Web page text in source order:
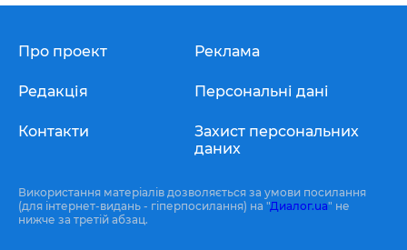
Про проект
Редакція
Контакти
Реклама
Персональні дані
Захист персональних
даних
Використання матеріалів дозволяється за умови посилання
(для інтернет-видань - гіперпосилання) на "Диалог.ua" не
нижче за третій абзац.